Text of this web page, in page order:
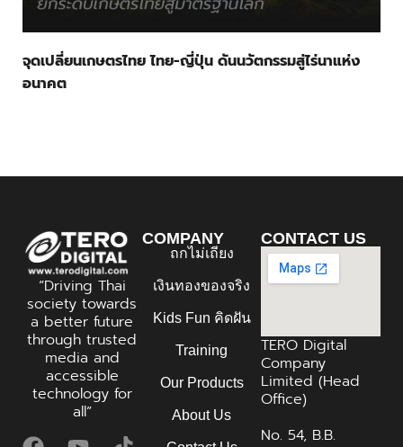
จุดเปลี่ยนเกษตรไทย ไทย-ญี่ปุ่น ดันนวัตกรรมสู่ไร่นาแห่ง
อนาคต
“Driving Thai
society towards
a better future
through trusted
media and
accessible
technology for
all”
COMPANY
ถกไม่เถียง
เงินทองของจริง
Kids Fun คิดฝัน
Training
Our Products
About Us
CONTACT US
TERO Digital
Company
Limited (Head
Office)
No. 54, B.B.